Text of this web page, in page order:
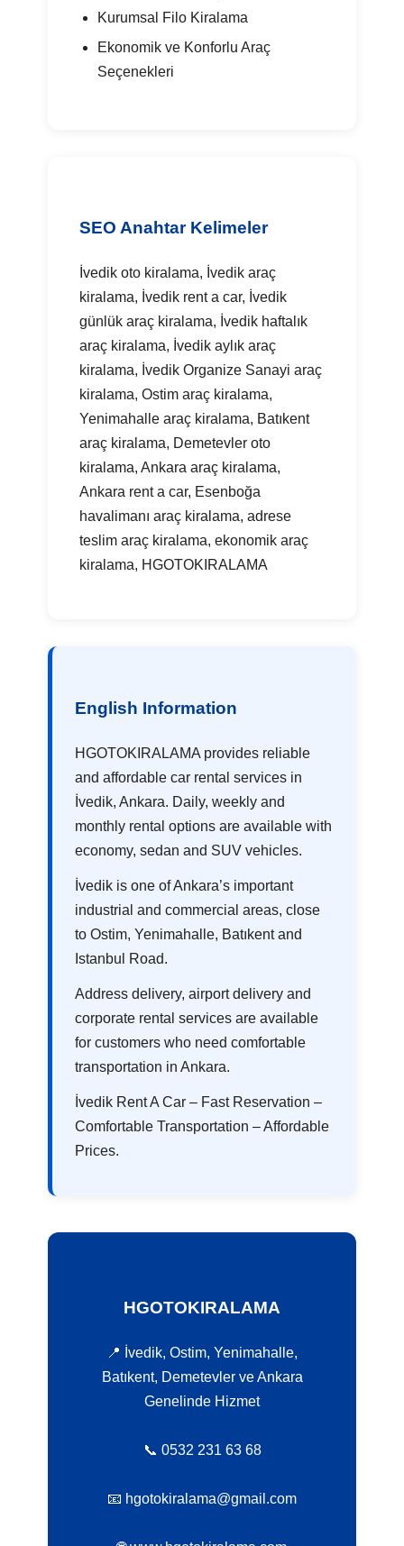
Kurumsal Filo Kiralama
Ekonomik ve Konforlu Araç
Seçenekleri
SEO Anahtar Kelimeler
İvedik oto kiralama, İvedik araç
kiralama, İvedik rent a car, İvedik
günlük araç kiralama, İvedik haftalık
araç kiralama, İvedik aylık araç
kiralama, İvedik Organize Sanayi araç
kiralama, Ostim araç kiralama,
Yenimahalle araç kiralama, Batıkent
araç kiralama, Demetevler oto
kiralama, Ankara araç kiralama,
Ankara rent a car, Esenboğa
havalimanı araç kiralama, adrese
teslim araç kiralama, ekonomik araç
kiralama, HGOTOKIRALAMA
English Information
HGOTOKIRALAMA provides reliable
and affordable car rental services in
İvedik, Ankara. Daily, weekly and
monthly rental options are available with
economy, sedan and SUV vehicles.
İvedik is one of Ankara’s important
industrial and commercial areas, close
to Ostim, Yenimahalle, Batıkent and
Istanbul Road.
Address delivery, airport delivery and
corporate rental services are available
for customers who need comfortable
transportation in Ankara.
İvedik Rent A Car – Fast Reservation –
Comfortable Transportation – Affordable
Prices.
HGOTOKIRALAMA
📍 İvedik, Ostim, Yenimahalle,
Batıkent, Demetevler ve Ankara
Genelinde Hizmet
📞 0532 231 63 68
📧 hgotokiralama@gmail.com